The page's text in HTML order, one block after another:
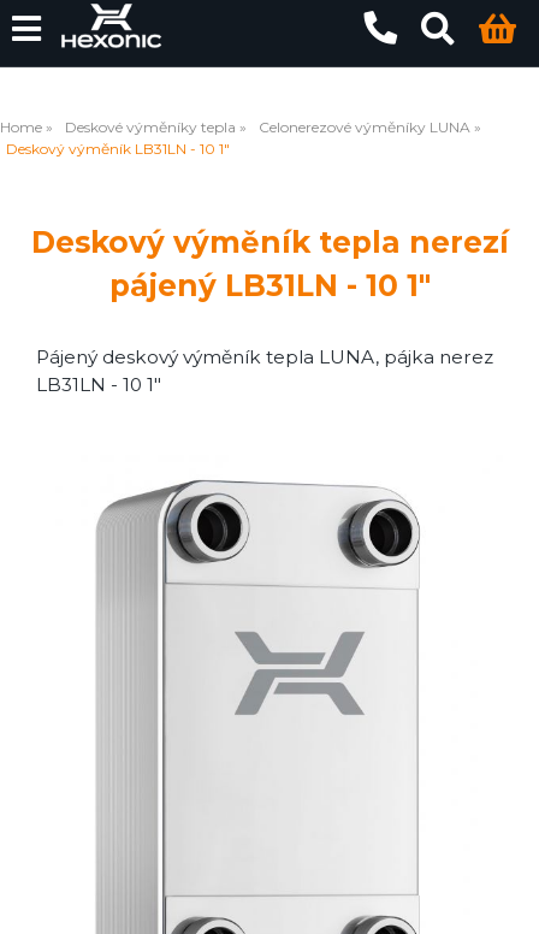
Home Deskové výměníky tepla
Celonerezové výměníky LUNA
Deskový výměník LB31LN - 10 1"
Deskový výměník tepla nerezí
pájený LB31LN - 10 1"
Pájený deskový výměník tepla LUNA, pájka nerez
LB31LN - 10 1"